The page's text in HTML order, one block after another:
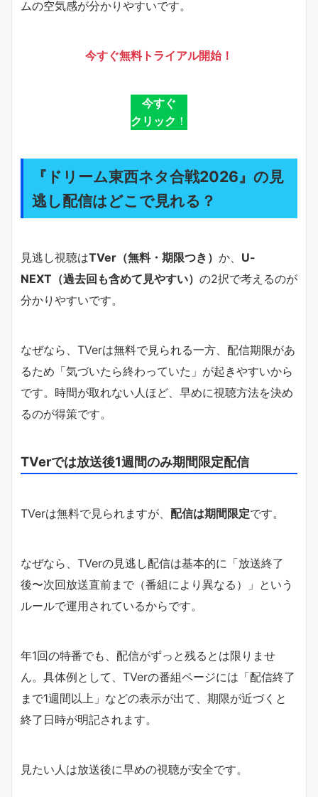
ムの空気感が分かりやすいです。
今すぐ無料トライアル開始！
今すぐ
クリック ！
『ドリーム東西ネタ合戦2026』の見
逃し配信はどこで見れる？
見逃し視聴はTVer（無料・期限つき） か、 U-
NEXT（過去回も含めて見やすい） の2択で考えるのが
分かりやすいです。
なぜなら、TVerは無料で見られる一方、配信期限があ
るため「気づいたら終わっていた」が起きやすいから
です。時間が取れない人ほど、早めに視聴方法を決め
るのが得策です。
TVerでは放送後1週間のみ期間限定配信
TVerは無料で見られますが、 配信は期間限定です。
なぜなら、TVerの見逃し配信は基本的に「放送終了
後〜次回放送直前まで（番組により異なる）」という
ルールで運用されているからです。
年1回の特番でも、配信がずっと残るとは限りませ
ん。具体例として、TVerの番組ページには「配信終了
まで1週間以上」などの表示が出て、期限が近づくと
終了日時が明記されます。
見たい人は放送後に早めの視聴が安全です。